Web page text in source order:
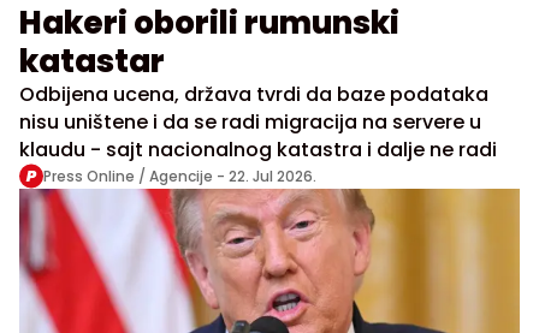
Hakeri oborili rumunski
katastar
Odbijena ucena, država tvrdi da baze podataka
nisu uništene i da se radi migracija na servere u
klaudu - sajt nacionalnog katastra i dalje ne radi
Press Online / Agencije - 22. Jul 2026.